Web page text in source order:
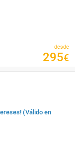
desde
295€
(Válido en